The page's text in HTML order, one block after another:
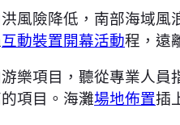
風險降低，南部海域
互動裝置開幕活動程，遠
樂項目，聽從專業人員
項目。海灘場地佈置插